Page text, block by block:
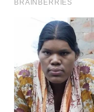
WN
MAJALENGKA
WN
SUBANG
WN
SUKABUMI